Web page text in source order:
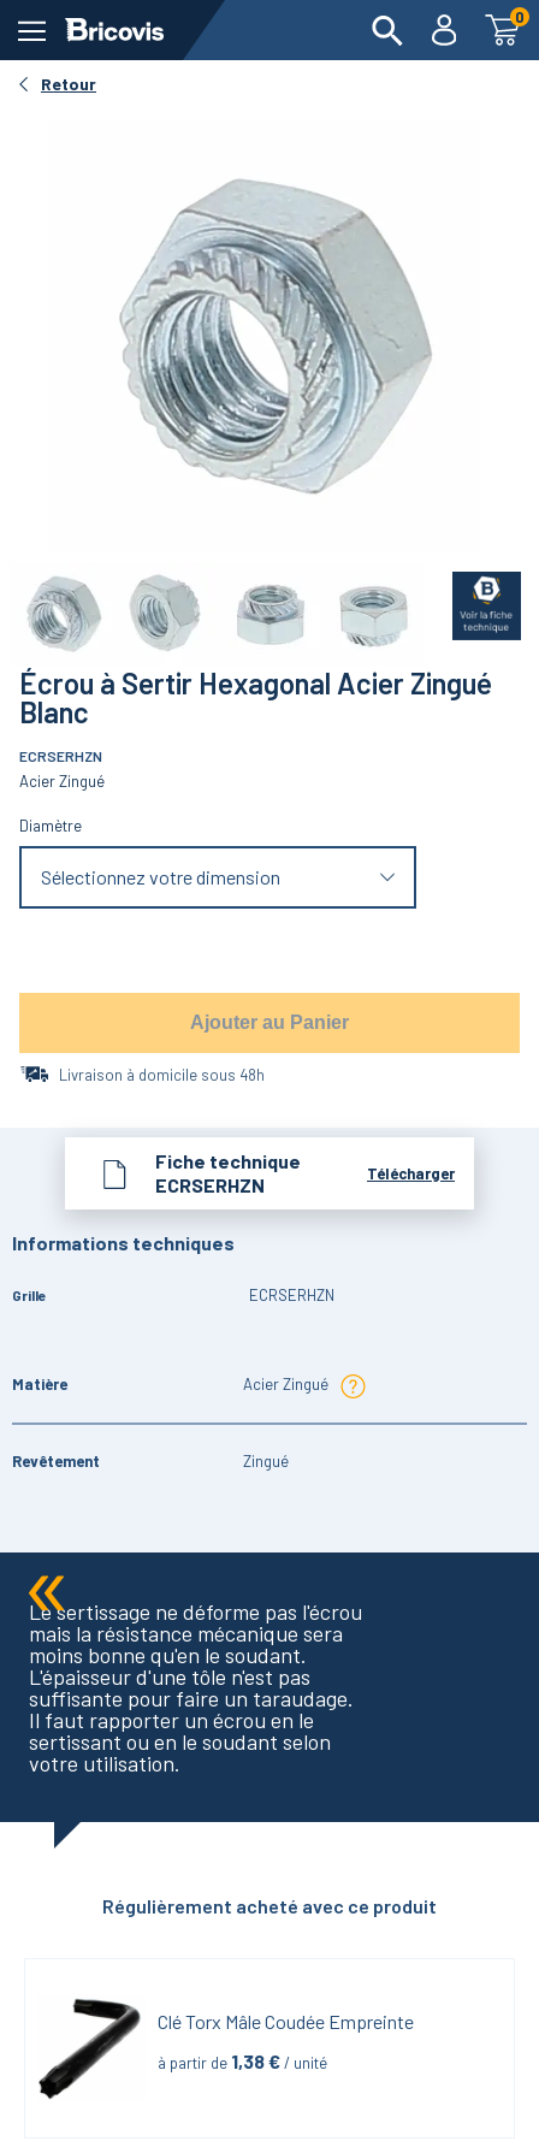
0
Retour
Écrou à Sertir Hexagonal Acier Zingué
Blanc
ECRSERHZN
Acier Zingué
Diamètre
Sélectionnez votre dimension
Ajouter au Panier
Livraison à domicile sous 48h
Fiche technique
ECRSERHZN
Télécharger
Informations techniques
Grille ECRSERHZN
Matière Acier Zingué
Revêtement Zingué
Le sertissage ne déforme pas l'écrou
mais la résistance mécanique sera
moins bonne qu'en le soudant.
L'épaisseur d'une tôle n'est pas
suffisante pour faire un taraudage.
Il faut rapporter un écrou en le
sertissant ou en le soudant selon
votre utilisation.
Régulièrement acheté avec ce produit
Clé Torx Mâle Coudée Empreinte
à partir de 1,38 € / unité